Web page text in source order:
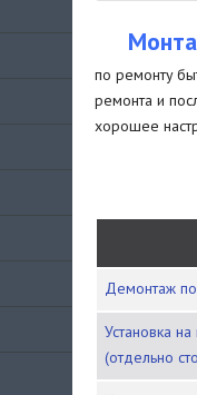
по ремонту
ремонта и
хорошее
Демонтаж
Установка на готовые коммуникации
(отдельно